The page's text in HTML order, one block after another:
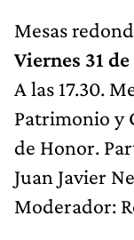
Mesas
Viernes 31
A las 17.30.
Patrimonio y
de Honor.
Juan Javier
Moderador: